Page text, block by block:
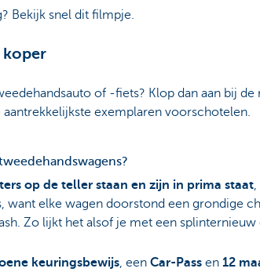
Bekijk snel dit filmpje.
koper
of -fiets? Klop dan aan bij
aantrekkelijkste exemplaren voorschotelen.
op de teller staan en zijn in prima staat
want elke wagen doorstond een grondige
Zo lijkt het alsof je met een
keuringsbewijs , een Car-Pass en 12